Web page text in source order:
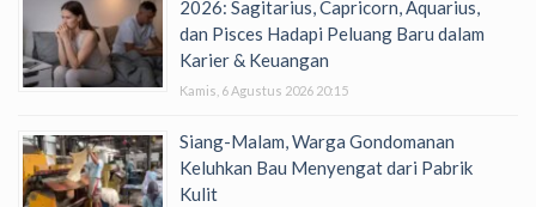
2026: Sagitarius, Capricorn, Aquarius,
dan Pisces Hadapi Peluang Baru dalam
Karier & Keuangan
Kamis, 6 Agustus 2026 20:15
Siang-Malam, Warga Gondomanan
Keluhkan Bau Menyengat dari Pabrik
Kulit